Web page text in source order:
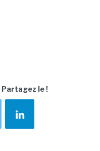
Partagez le !